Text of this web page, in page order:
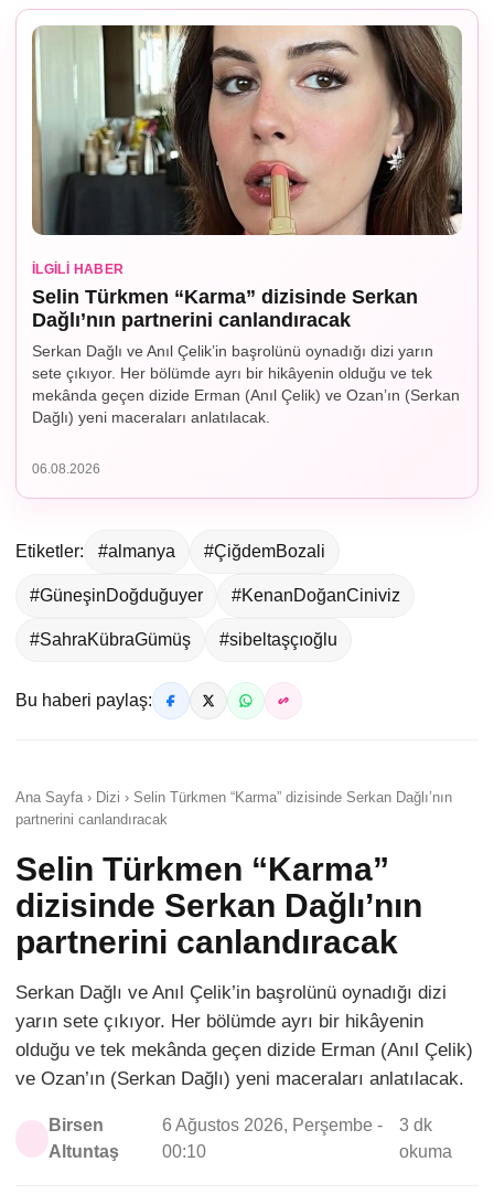
İLGILI HABER
Selin Türkmen “Karma” dizisinde Serkan
Dağlı’nın partnerini canlandıracak
Serkan Dağlı ve Anıl Çelik’in başrolünü oynadığı dizi yarın
sete çıkıyor. Her bölümde ayrı bir hikâyenin olduğu ve tek
mekânda geçen dizide Erman (Anıl Çelik) ve Ozan’ın (Serkan
Dağlı) yeni maceraları anlatılacak.
06.08.2026
Etiketler: #almanya #ÇiğdemBozali
#GüneşinDoğduğuyer #KenanDoğanCiniviz
#SahraKübraGümüş #sibeltaşçıoğlu
Bu haberi paylaş:
Ana Sayfa › Dizi › Selin Türkmen “Karma” dizisinde Serkan Dağlı’nın
partnerini canlandıracak
Selin Türkmen “Karma”
dizisinde Serkan Dağlı’nın
partnerini canlandıracak
Serkan Dağlı ve Anıl Çelik’in başrolünü oynadığı dizi
yarın sete çıkıyor. Her bölümde ayrı bir hikâyenin
olduğu ve tek mekânda geçen dizide Erman (Anıl Çelik)
ve Ozan’ın (Serkan Dağlı) yeni maceraları anlatılacak.
Birsen
Altuntaş
6 Ağustos 2026, Perşembe -
00:10
3 dk
okuma